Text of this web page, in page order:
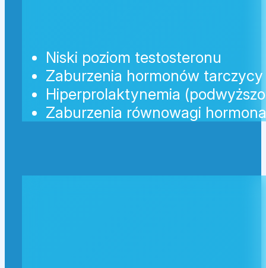
Niski poziom testosteronu
Zaburzenia hormonów tarczycy
Hiperprolaktynemia
Zaburzenia równowagi